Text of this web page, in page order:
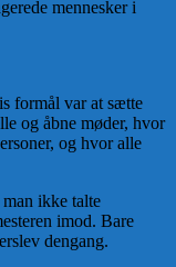
mennesker i
formål var at sætte
og åbne møder, hvor
og hvor alle
ikke talte
imod. Bare
dengang.